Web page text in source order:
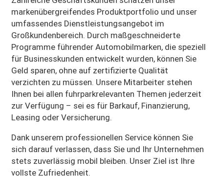
markenübergreifendes Produktportfolio und unser
umfassendes Dienstleistungsangebot im
Großkundenbereich. Durch maßgeschneiderte
Programme führender Automobilmarken, die speziell
für Businesskunden entwickelt wurden, können Sie
Geld sparen, ohne auf zertifizierte Qualität
verzichten zu müssen. Unsere Mitarbeiter stehen
Ihnen bei allen fuhrparkrelevanten Themen jederzeit
zur Verfügung – sei es für Barkauf, Finanzierung,
Leasing oder Versicherung.
Dank unserem professionellen Service können Sie
sich darauf verlassen, dass Sie und Ihr Unternehmen
stets zuverlässig mobil bleiben. Unser Ziel ist Ihre
vollste Zufriedenheit.